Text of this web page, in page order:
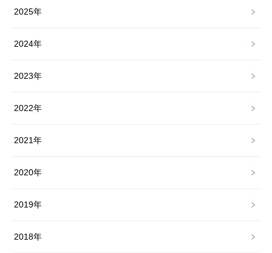
2025年
2024年
2023年
2022年
2021年
2020年
2019年
2018年